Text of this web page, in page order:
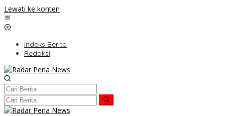
Lewati ke konten
Indeks Berita
Redaksi